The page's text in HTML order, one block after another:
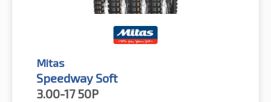
Mitas
Speedway Soft
3.00-17 50P